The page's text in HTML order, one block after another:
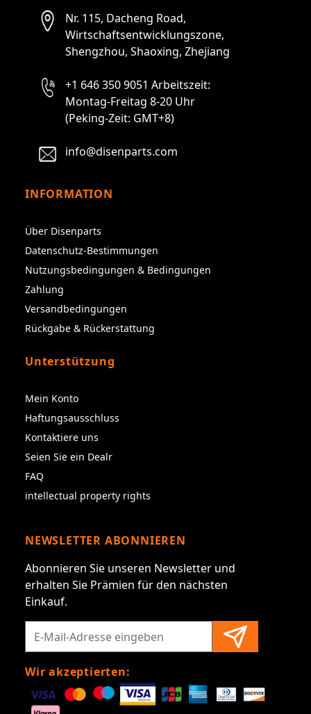
Nr. 115, Dacheng Road,
Wirtschaftsentwicklungszone,
Shengzhou, Shaoxing, Zhejiang
+1 646 350 9051 Arbeitszeit:
Montag-Freitag 8-20 Uhr
(Peking-Zeit: GMT+8)
info@disenparts.com
INFORMATION
Über Disenparts
Datenschutz-Bestimmungen
Nutzungsbedingungen & Bedingungen
Zahlung
Versandbedingungen
Rückgabe & Rückerstattung
Unterstützung
Mein Konto
Haftungsausschluss
Kontaktiere uns
Seien Sie ein Dealr
FAQ
intellectual property rights
NEWSLETTER ABONNIEREN
Abonnieren Sie unseren Newsletter und
erhalten Sie Prämien für den nächsten
Einkauf.
Wir akzeptierten: